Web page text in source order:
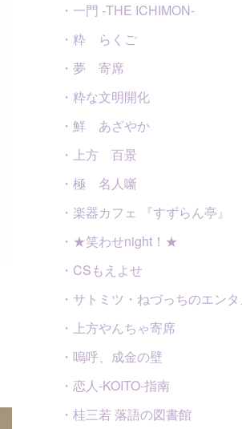
・一門 -THE ICHIMON-
・粋 らくご
・夢 寄席
・粋な文明開化
・鮮 あざやか
・上方 百景
・極 名人噺
・楽器カフェ 『すずらん亭』
・★笑わせnight！★
・CSもえよせ
・サトミツ・ねづっちのエン
・上方やんちゃ寄席
・嗚呼、成金の壁
・恋人-KOITO-指南
・桂三若 落語の図書館